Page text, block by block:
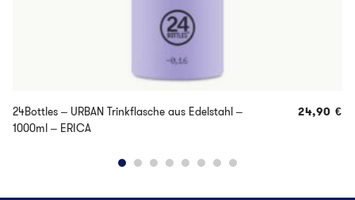
24Bottles – URBAN Trinkflasche aus Edelstahl –
1000ml – ERICA
24,90 €